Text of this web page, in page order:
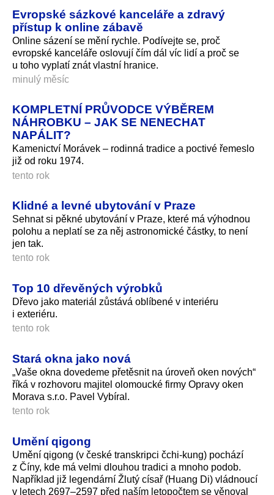
Evropské sázkové kanceláře a zdravý
přístup k online zábavě
Online sázení se mění rychle. Podívejte se, proč
evropské kanceláře oslovují čím dál víc lidí a proč se
u toho vyplatí znát vlastní hranice.
minulý měsíc
KOMPLETNÍ PRŮVODCE VÝBĚREM
NÁHROBKU – JAK SE NENECHAT
NAPÁLIT?
Kamenictví Morávek – rodinná tradice a poctivé řemeslo
již od roku 1974.
tento rok
Klidné a levné ubytování v Praze
Sehnat si pěkné ubytování v Praze, které má výhodnou
polohu a neplatí se za něj astronomické částky, to není
jen tak.
tento rok
Top 10 dřevěných výrobků
Dřevo jako materiál zůstává oblíbené v interiéru
i exteriéru.
tento rok
Stará okna jako nová
„Vaše okna dovedeme přetěsnit na úroveň oken nových“
říká v rozhovoru majitel olomoucké firmy Opravy oken
Morava s.r.o. Pavel Vybíral.
tento rok
Umění qigong
Umění qigong (v české transkripci čchi-kung) pochází
z Číny, kde má velmi dlouhou tradici a mnoho podob.
Například již legendární Žlutý císař (Huang Di) vládnoucí
v letech 2697–2597 před naším letopočtem se věnoval